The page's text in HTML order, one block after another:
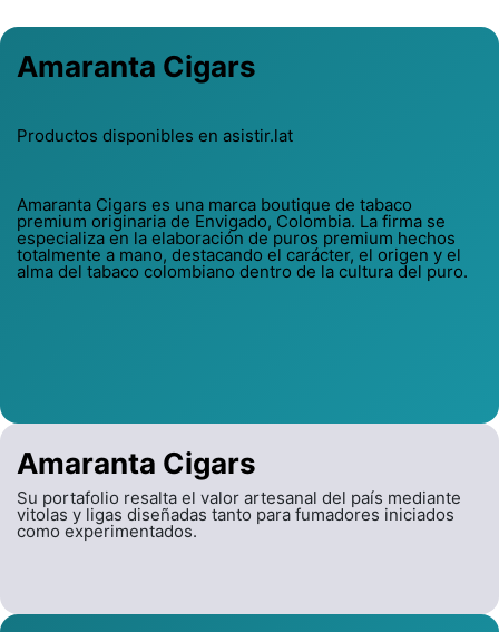
Amaranta Cigars
Su portafolio resalta el valor artesanal del país mediante
vitolas y ligas diseñadas tanto para fumadores iniciados
como experimentados.
Amaranta Cigars
Productos disponibles en asistir.lat
Amaranta Cigars es una marca boutique de tabaco
premium originaria de Envigado, Colombia. La firma se
especializa en la elaboración de puros premium hechos
totalmente a mano, destacando el carácter, el origen y el
alma del tabaco colombiano dentro de la cultura del puro.